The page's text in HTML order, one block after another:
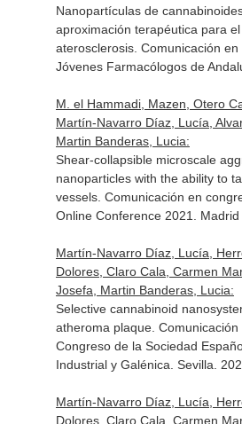
Nanopartículas de
aproximación terapéutica para
aterosclerosis. Comunicación
Jóvenes Farmacólogos de
M. el Hammadi, Mazen, Otero
Martín-Navarro Díaz, Lucía,
Martin Banderas, Lucia:
Shear-collapsible microscale
nanoparticles with the ability to
vessels. Comunicación en
Online Conference 2021. Madrid
Martín-Navarro Díaz, Lucía,
Dolores, Claro Cala, Carmen
Josefa, Martin Banderas, Lucia:
Selective cannabinoid
atheroma plaque.
Congreso de la Sociedad
Industrial y Galénica. Sevilla.
Martín-Navarro Díaz, Lucía,
Dolores, Claro Cala, Carmen